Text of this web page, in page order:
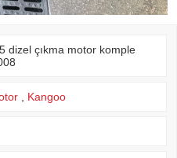
dizel çıkma motor komple
Kangoo